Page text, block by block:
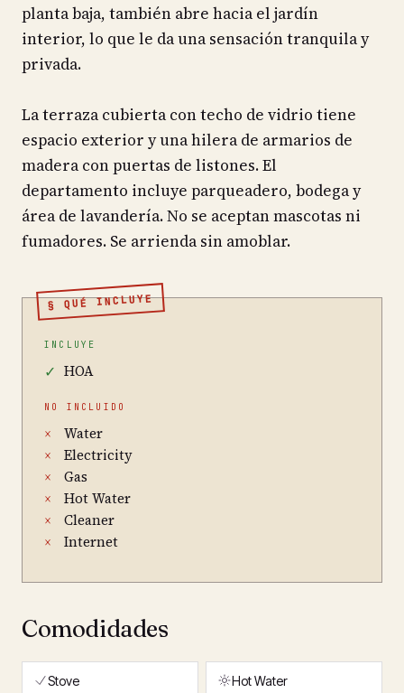
planta baja, también abre hacia el jardín
interior, lo que le da una sensación tranquila y
privada.
La terraza cubierta con techo de vidrio tiene
espacio exterior y una hilera de armarios de
madera con puertas de listones. El
departamento incluye parqueadero, bodega y
área de lavandería. No se aceptan mascotas ni
fumadores. Se arrienda sin amoblar.
§ QUÉ INCLUYE
INCLUYE
✓ HOA
NO INCLUIDO
× Water
× Electricity
× Gas
× Hot Water
× Cleaner
× Internet
Comodidades
Stove Hot Water